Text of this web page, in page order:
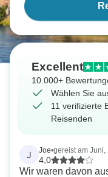
Excellent
10.000+
Wählen Sie
11 verifizierte
Reisenden
J Joe•gereist am Juni,
4,0
Wir waren davon